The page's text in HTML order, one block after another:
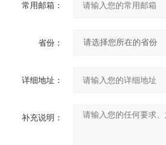
常用邮箱：
省份：
详细地址：
补充说明：